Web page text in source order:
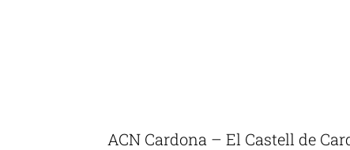
ACN Cardona – El Castell de